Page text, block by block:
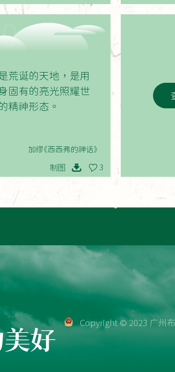
荒诞的天地，是用
固有的亮光照耀世
精神形态。
加缪《西西弗的神话》
制图 3
好
Copyright © 2023 广州